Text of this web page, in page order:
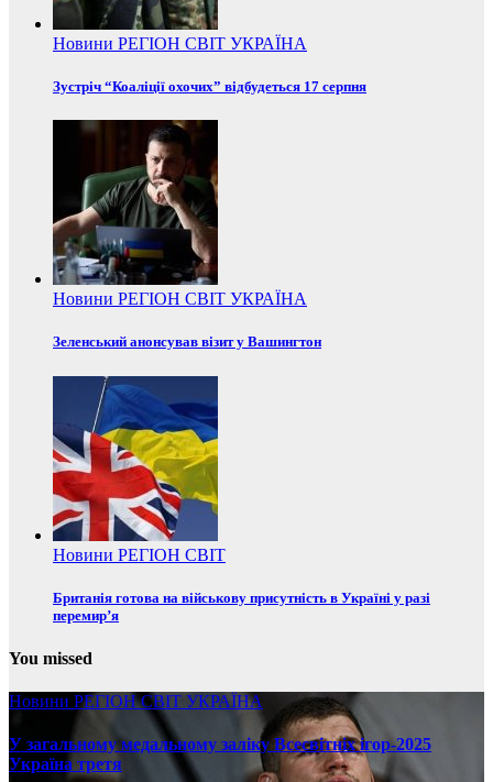
Новини РЕГІОН СВІТ УКРАЇНА
Зустріч “Коаліції охочих” відбудеться 17 серпня
Новини РЕГІОН СВІТ УКРАЇНА
Зеленський анонсував візит у Вашингтон
Новини РЕГІОН СВІТ
Британія готова на військову присутність в Україні у разі
перемир’я
You missed
Новини РЕГІОНСВІТ УКРАЇНА
У загальному медальному заліку Всесвітніх ігор-2025
Україна третя